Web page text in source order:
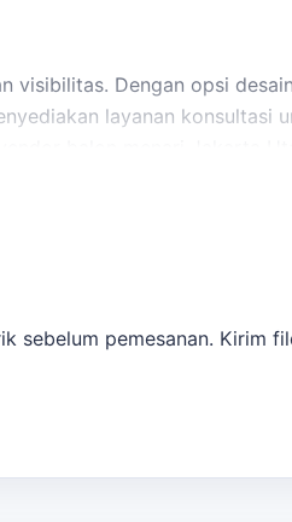
visibilitas. Dengan opsi
layanan konsultasi
dan warna sesuai dengan
antara 5-10 hari kerja,
sebelum pemesanan. Kirim